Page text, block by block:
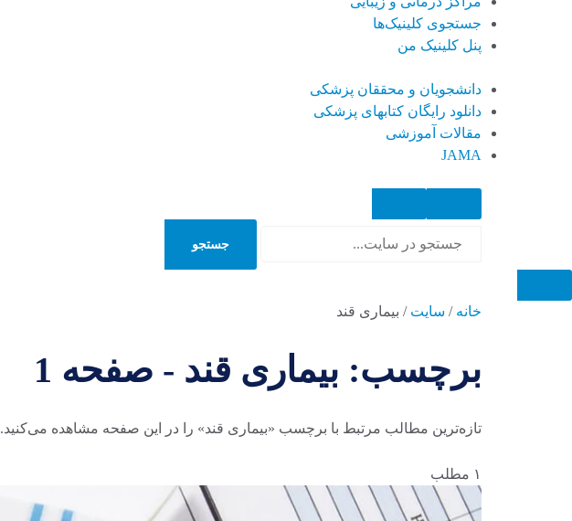
جستجوی کلینیک‌ها
پنل کلینیک من
دانشجویان و محققان پزشکی
دانلود رایگان کتابهای پزشکی
مقالات آموزشی
JAMA
جستجو
خانه / سایت / بیماری قند
برچسب: بیماری قند - صفحه 1
تازه‌ترین مطالب مرتبط با برچسب «بیماری قند» را در این صفحه مشاهده می‌کنید.
۱ مطلب